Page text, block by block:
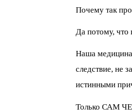
Почему так
Да потому, что
Наша медицина
следствие, не
истинными
Только САМ